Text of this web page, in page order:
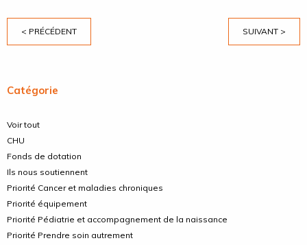
< PRÉCÉDENT SUIVANT >
Catégorie
Voir tout
CHU
Fonds de dotation
Ils nous soutiennent
Priorité Cancer et maladies chroniques
Priorité équipement
Priorité Pédiatrie et accompagnement de la naissance
Priorité Prendre soin autrement